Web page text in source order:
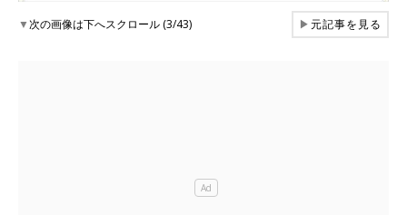
▼次の画像は下へスクロール (3/43) ▶元記事を見る